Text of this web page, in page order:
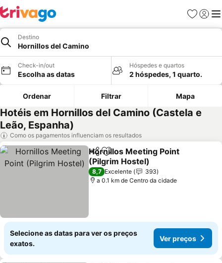
Favoritos
Iniciar
Destino
Hornillos del Camino
Check-in/out
Escolha as datas
Hóspedes e quartos
2 hóspedes, 1 quarto.
Ordenar Filtrar Mapa
Hotéis em Hornillos del Camino (Castela e
Leão, Espanha)
Como os pagamentos influenciam os resultados
PartilharAdicionar aos favoritos
Hornillos Meeting Point
(Pilgrim Hostel)
8,7 Excelente
393
a 0.1 km de Centro da cidade
Selecione as datas para ver os preços
exatos.
Ver preços